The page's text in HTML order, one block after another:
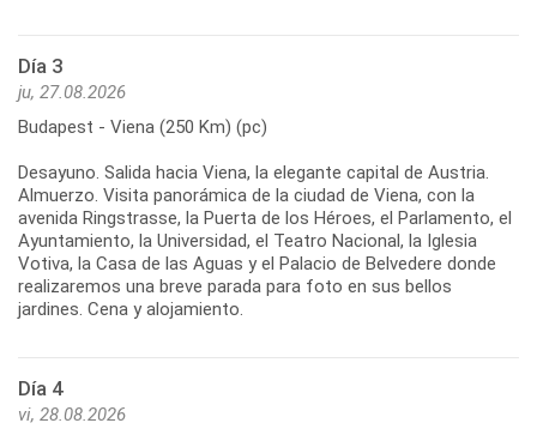
Día 3
ju, 27.08.2026
Budapest - Viena (250 Km) (pc)
Desayuno. Salida hacia Viena, la elegante capital de Austria.
Almuerzo. Visita panorámica de la ciudad de Viena, con la
avenida Ringstrasse, la Puerta de los Héroes, el Parlamento, el
Ayuntamiento, la Universidad, el Teatro Nacional, la Iglesia
Votiva, la Casa de las Aguas y el Palacio de Belvedere donde
realizaremos una breve parada para foto en sus bellos
jardines. Cena y alojamiento.
Día 4
vi, 28.08.2026